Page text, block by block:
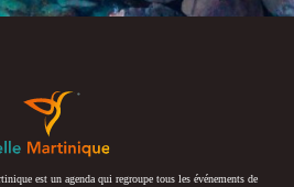
est un agenda qui regroupe tous les événements de